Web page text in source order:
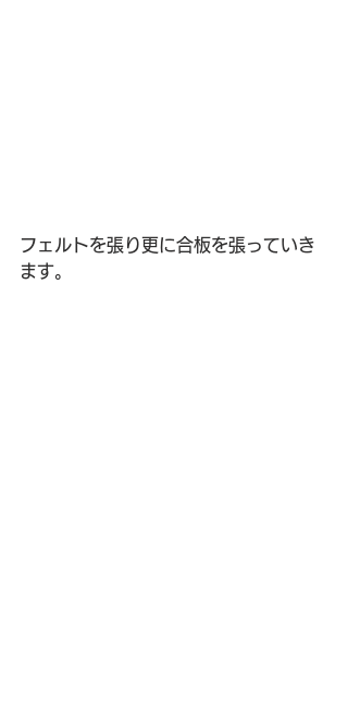
フェルトを張り更に合板を張っていき
ます。